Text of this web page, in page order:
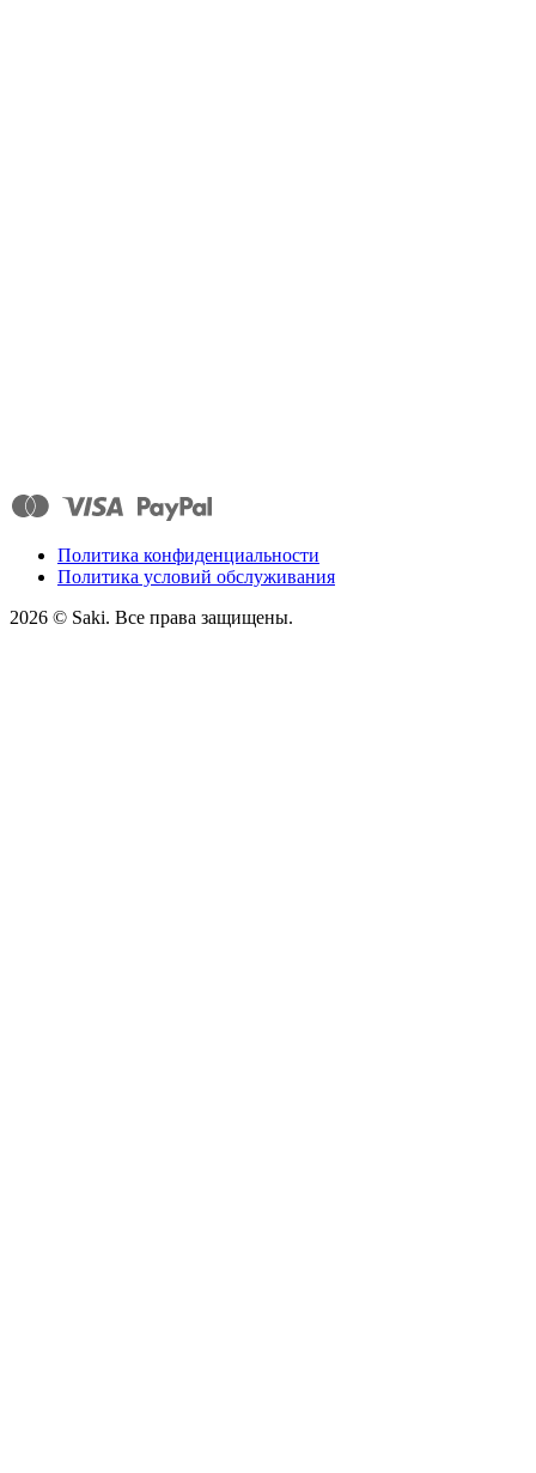
Политика конфиденциальности
Политика условий обслуживания
2026 © Saki. Все права защищены.